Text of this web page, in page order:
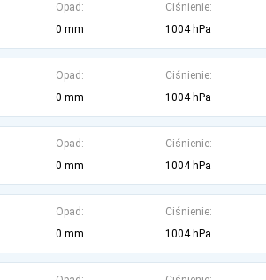
Opad:
0 mm
Ciśnienie:
1004 hPa
Opad:
0 mm
Ciśnienie:
1004 hPa
Opad:
0 mm
Ciśnienie:
1004 hPa
Opad:
0 mm
Ciśnienie:
1004 hPa